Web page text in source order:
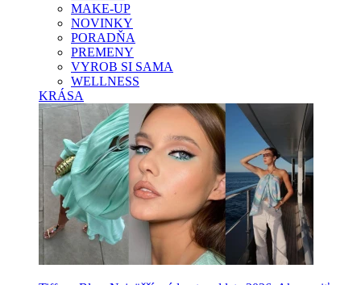
MAKE-UP
NOVINKY
PORADŇA
PREMENY
VYROB SI SAMA
WELLNESS
KRÁSA